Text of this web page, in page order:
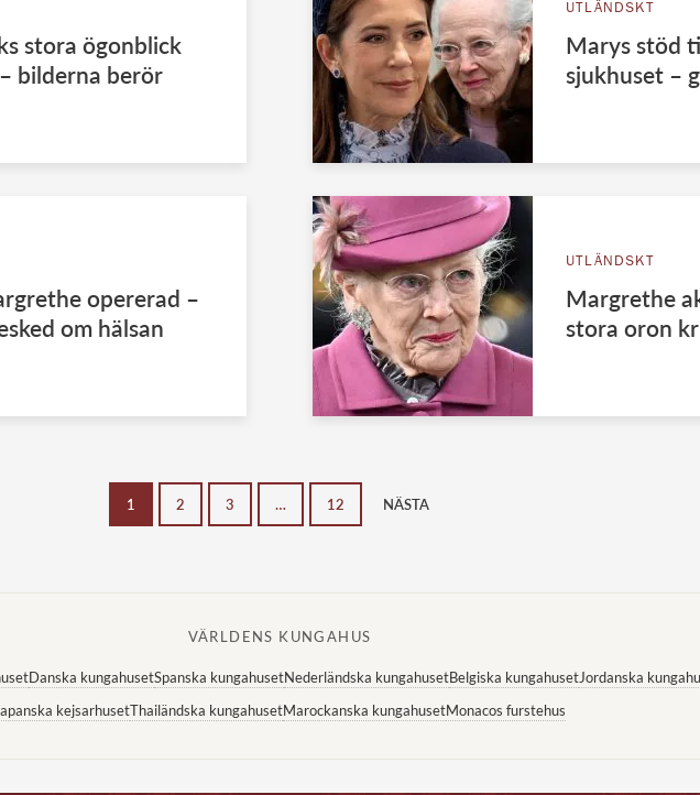
stora ögonblick
bilderna berör
UTLÄNDSKT
Marys stöd
sjukhuset –
opererad –
om hälsan
UTLÄNDSKT
Margrethe
stora oron
1 2 3 … 12 NÄSTA
VÄRLDENS KUNGAHUS
Danska kungahusetSpanska kungahusetNederländska kungahusetBelgiska kungahusetJordanska
kejsarhusetThailändska kungahusetMarockanska kungahusetMonacos furstehus